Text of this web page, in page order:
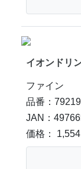
イオンドリ
ファイン
品番：
JAN：
価格： 1,554